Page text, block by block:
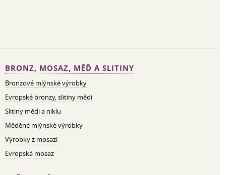
BRONZ, MOSAZ, MĚĎ A SLITINY
Bronzové mlýnské výrobky
Evropské bronzy, slitiny mědi
Slitiny mědi a niklu
Měděné mlýnské výrobky
Výrobky z mosazi
Evropská mosaz